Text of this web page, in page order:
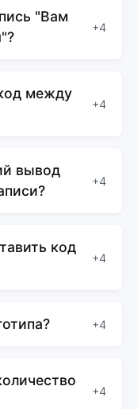
"Вам
+4
между
+4
вывод
+4
код
+4
+4
+4